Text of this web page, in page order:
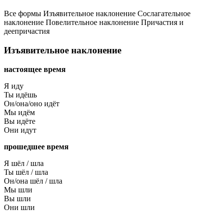
Все формы Изъявительное наклонение Сослагательное
наклонение Повелительное наклонение Причастия и
деепричастия
Изъявительное наклонение
настоящее время
Я иду
Ты идёшь
Он/она/оно идёт
Мы идём
Вы идёте
Они идут
прошедшее время
Я шёл / шла
Ты шёл / шла
Он/она шёл / шла
Мы шли
Вы шли
Они шли